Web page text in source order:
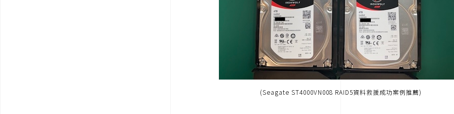
(Seagate ST4000VN008 RAID5資料救援成功案例推薦)